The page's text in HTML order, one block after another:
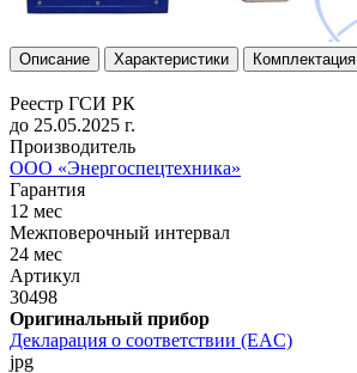
Описание Характеристики Комплектация
Реестр ГСИ РК
до 25.05.2025 г.
Производитель
ООО «Энергоспецтехника»
Гарантия
12 мес
Межповерочный интервал
24 мес
Артикул
30498
Оригинальный прибор
Декларация о соответствии (EAC)
jpg